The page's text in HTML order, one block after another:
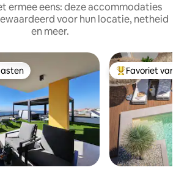
ermee eens: deze accommodaties
voor hun locatie, netheid
en meer.
Topfavoriet van
Favoriet van